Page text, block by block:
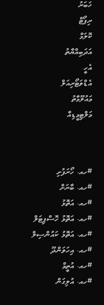
ޚަބަރު
ރިޕޯޓް
ކޮލަމް
އަދަބިއްޔާތު
އެހީ
އެޑްވަޓޯރިއަލް
މައުލޫމާތު
މަލްޓިމީޑިއާ
#ހއ. ހޯރަފުށި
#ހއ. ބާރަށް
#ހއ. އަތޮޅު
#ހއ. އަތޮޅު ހޮސްޕިޓަލް
#ހއ. އަތޮޅު ކައުންސިލް
#ހއ. އިހަވަންދޫ
#ހއ. އުތީމް
#ހއ. އުލިގަން